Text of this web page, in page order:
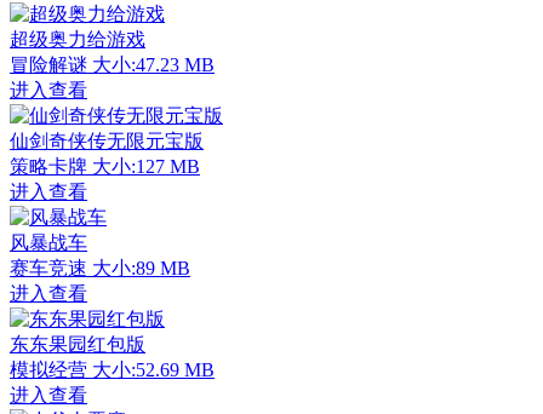
超级奥力给游戏
冒险解谜 大小:47.23 MB
进入查看
仙剑奇侠传无限元宝版
策略卡牌 大小:127 MB
进入查看
风暴战车
赛车竞速 大小:89 MB
进入查看
东东果园红包版
模拟经营 大小:52.69 MB
进入查看